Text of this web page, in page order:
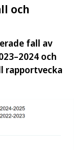
och
fall av
och
rapportvecka